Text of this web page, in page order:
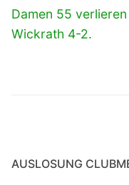
Vorheriger
Beitrag:
Damen 55 verlieren
Wickrath 4-2.
AUSLOSUNG